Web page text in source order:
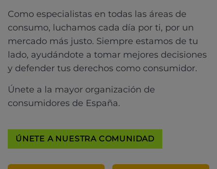
Como especialistas en todas las áreas de
consumo, luchamos cada día por ti, por un
mercado más justo. Siempre estamos de tu
lado, ayudándote a tomar mejores decisiones
y defender tus derechos como consumidor.
Únete a la mayor organización de
consumidores de España.
ÚNETE A NUESTRA COMUNIDAD